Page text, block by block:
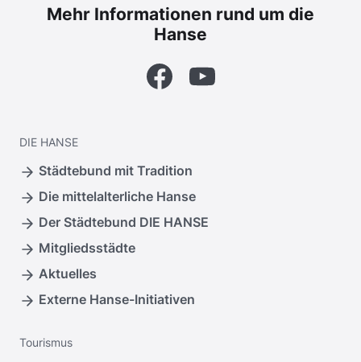
Mehr Informationen rund um die
Hanse
FacebookYouTube
DIE HANSE
Städtebund mit Tradition
Die mittelalterliche Hanse
Der Städtebund DIE HANSE
Mitgliedsstädte
Aktuelles
Externe Hanse-Initiativen
Tourismus